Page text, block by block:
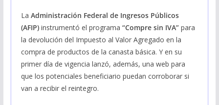
La Administración Federal de Ingresos Públicos
(AFIP)instrumentó el programa “Compre sin IVA” para
la devolución del Impuesto al Valor Agregado en la
compra de productos de la canasta básica. Y en su
primer día de vigencia lanzó, además, una web para
que los potenciales beneficiario puedan corroborar si
van a recibir el reintegro.